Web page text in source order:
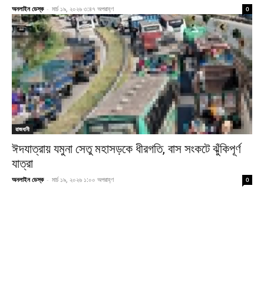
অনলাইন ডেস্ক - মার্চ ১৯, ২০২৬ ৩:৪৭ অপরাহ্ণ 0
রাজধানী
ঈদযাত্রায় যমুনা সেতু মহাসড়কে ধীরগতি, বাস সংকটে ঝুঁকিপূর্ণ
যাত্রা
অনলাইন ডেস্ক - মার্চ ১৯, ২০২৬ ১:০০ অপরাহ্ণ 0